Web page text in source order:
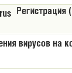
Регистрация